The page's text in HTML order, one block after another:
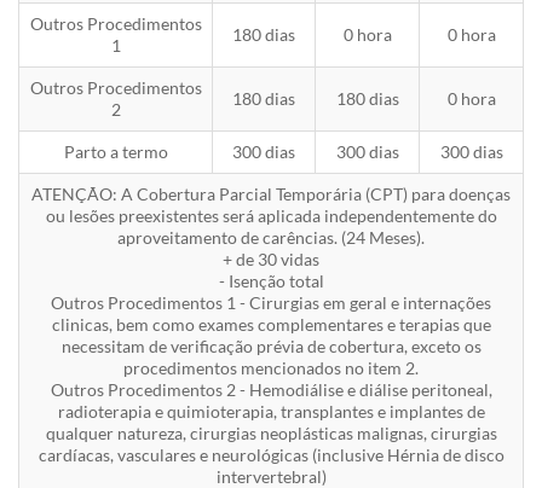
Outros Procedimentos
1
180 dias 0 hora 0 hora
Outros Procedimentos
2
180 dias 180 dias 0 hora
Parto a termo 300 dias 300 dias 300 dias
ATENÇÃO: A Cobertura Parcial Temporária (CPT) para doenças
ou lesões preexistentes será aplicada independentemente do
aproveitamento de carências. (24 Meses).
+ de 30 vidas
- Isenção total
Outros Procedimentos 1 - Cirurgias em geral e internações
clinicas, bem como exames complementares e terapias que
necessitam de verificação prévia de cobertura, exceto os
procedimentos mencionados no item 2.
Outros Procedimentos 2 - Hemodiálise e diálise peritoneal,
radioterapia e quimioterapia, transplantes e implantes de
qualquer natureza, cirurgias neoplásticas malignas, cirurgias
cardíacas, vasculares e neurológicas (inclusive Hérnia de disco
intervertebral)